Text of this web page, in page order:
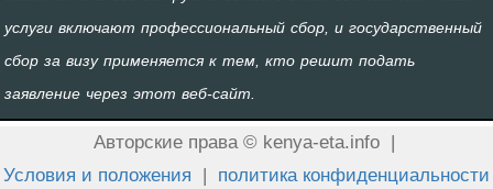
Авторские права © kenya-eta.info
|
Условия и положения
| политика конфиденциальности